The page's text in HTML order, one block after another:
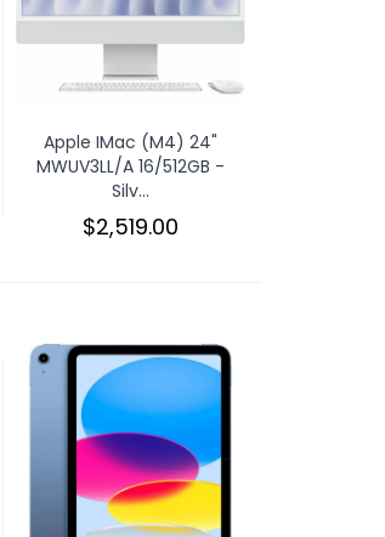
Apple IMac (M4) 24"
MWUV3LL/A 16/512GB -
Silv...
$2,519.00